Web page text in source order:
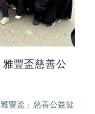
豐盃慈善公
豐盃」慈善公益健